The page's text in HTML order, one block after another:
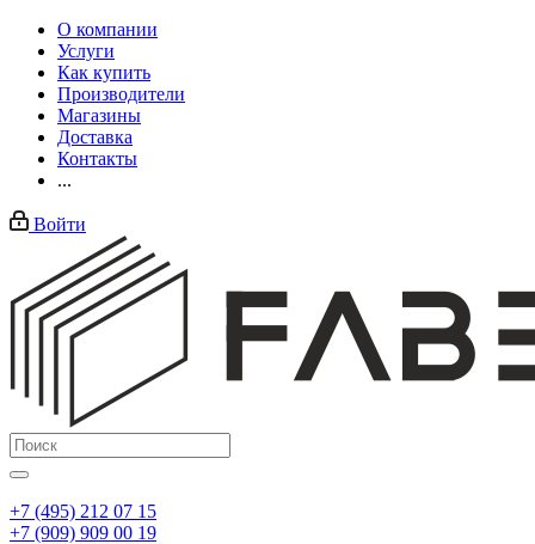
О компании
Услуги
Как купить
Производители
Магазины
Доставка
Контакты
...
Войти
+7 (495) 212 07 15
+7 (909) 909 00 19